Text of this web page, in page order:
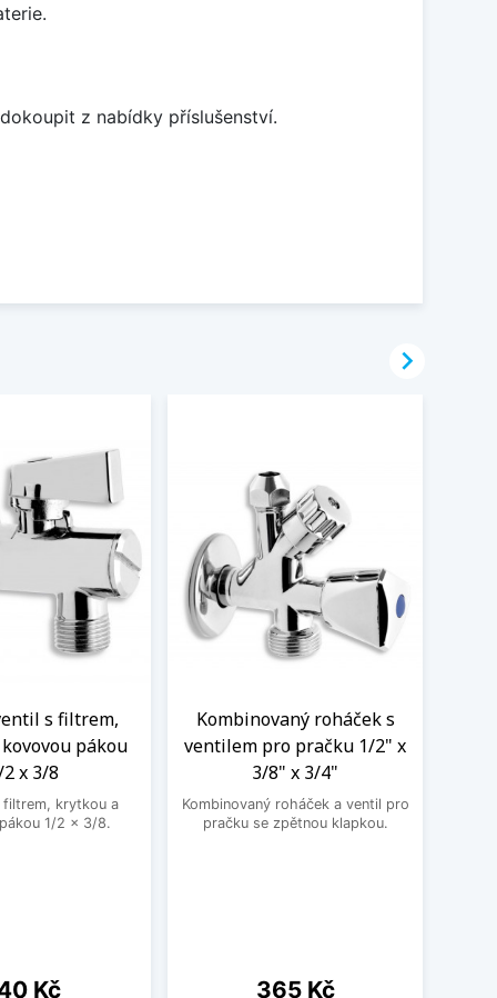
z nabídky příslušenství.
s filtrem,
pákou
2 x 3/8
filtrem, krytkou a
1/2 x 3/8.
Kč
Kombinovaný roháček s
ventilem pro pračku 1/2" x
3/8" x 3/4"
Kombinovaný roháček a ventil pro
pračku se zpětnou klapkou.
Cena
365 Kč
